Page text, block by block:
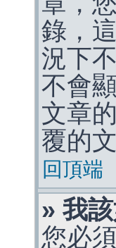
錄，
況下
不會
文章
覆的文
回頂端
» 我
您必